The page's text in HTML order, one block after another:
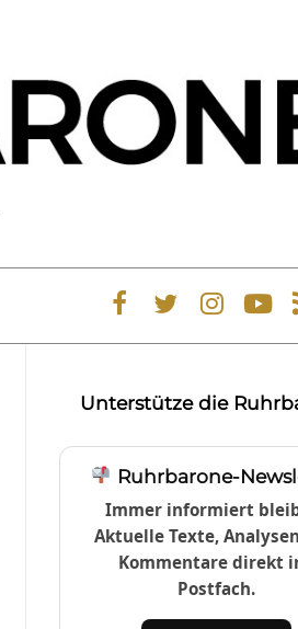
Unterstütze die
Ruhrbarone-
Immer informiert
Aktuelle Texte,
Kommentare direkt
Postfach.